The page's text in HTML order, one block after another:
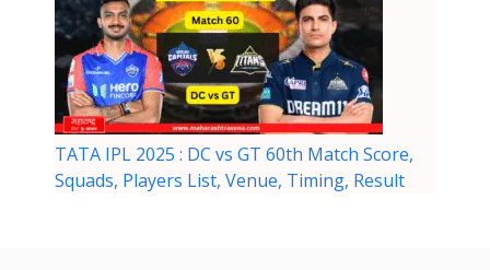
TATA IPL 2025 : DC vs GT 60th Match Score,
Squads, Players List, Venue, Timing, Result